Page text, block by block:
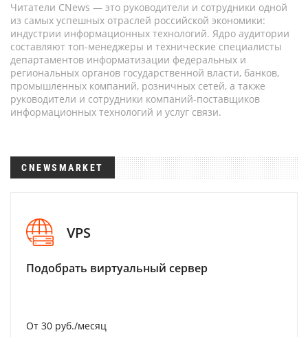
Читатели CNews — это руководители и сотрудники одной
из самых успешных отраслей российской экономики:
индустрии информационных технологий. Ядро аудитории
составляют топ-менеджеры и технические специалисты
департаментов информатизации федеральных и
региональных органов государственной власти, банков,
промышленных компаний, розничных сетей, а также
руководители и сотрудники компаний-поставщиков
информационных технологий и услуг связи.
CNEWSMARKET
VPS
Подобрать виртуальный сервер
От 30 руб./месяц